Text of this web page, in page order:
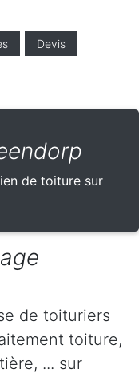
Devis
de toiture sur
de toituriers
toiture,
... sur